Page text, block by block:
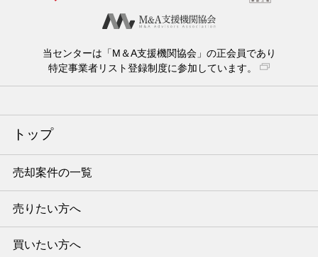
当センターは「M＆A支援機関協会」の正会員であり
特定事業者リスト登録制度に参加しています。
トップ
売却案件の一覧
売りたい方へ
買いたい方へ